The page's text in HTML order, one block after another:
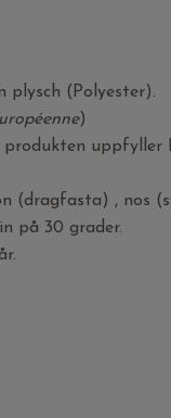
plysch (Polyester).
)
uppfyller
(dragfasta) , nos
på 30 grader.